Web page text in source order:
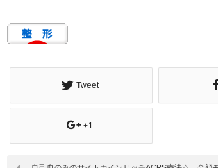
Tweet
+1